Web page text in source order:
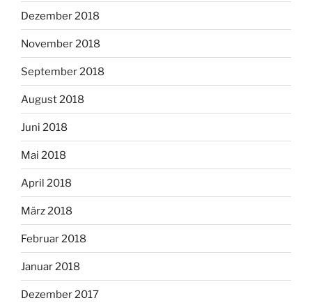
Dezember 2018
November 2018
September 2018
August 2018
Juni 2018
Mai 2018
April 2018
März 2018
Februar 2018
Januar 2018
Dezember 2017